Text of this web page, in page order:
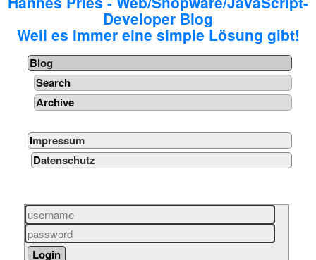
Developer Blog
Weil es immer eine simple Lösung gibt!
Blog
Search
Archive
Impressum
Datenschutz